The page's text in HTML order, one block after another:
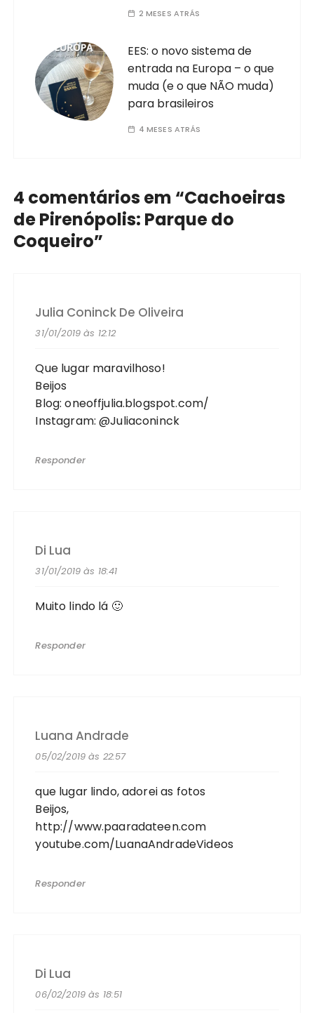
2 MESES ATRÁS
EES: o novo sistema de
entrada na Europa – o que
muda (e o que NÃO muda)
para brasileiros
4 MESES ATRÁS
4 comentários em “Cachoeiras
de Pirenópolis: Parque do
Coqueiro”
Julia Coninck De Oliveira
31/01/2019 às 12:12
Que lugar maravilhoso!
Beijos
Blog: oneoffjulia.blogspot.com/
Instagram: @Juliaconinck
Responder
Di Lua
31/01/2019 às 18:41
Muito lindo lá 🙂
Responder
Luana Andrade
05/02/2019 às 22:57
que lugar lindo, adorei as fotos
Beijos,
http://www.paaradateen.com
youtube.com/LuanaAndradeVideos
Responder
Di Lua
06/02/2019 às 18:51